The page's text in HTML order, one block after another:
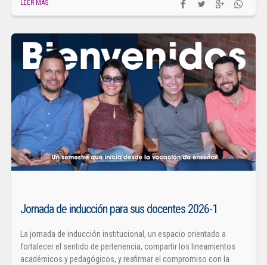
LEER MÁS
Jornada de inducción para sus docentes 2026-1
La jornada de inducción institucional, un espacio orientado a
fortalecer el sentido de pertenencia, compartir los lineamientos
académicos y pedagógicos, y reafirmar el compromiso con la